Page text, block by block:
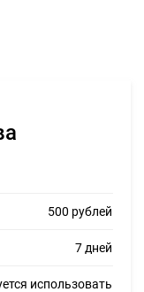
500 рублей
7 дней
использовать